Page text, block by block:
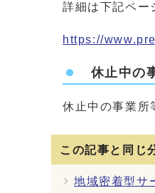
詳細は下記ペー
https://
休止中の
休止中の事業所
この記事と同じ
地域密着型サ